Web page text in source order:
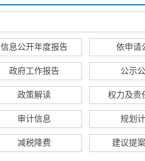
信息公开年度报告 依申请
政府工作报告 公示
政策解读 权力及责
审计信息 规划
减税降费 建议提